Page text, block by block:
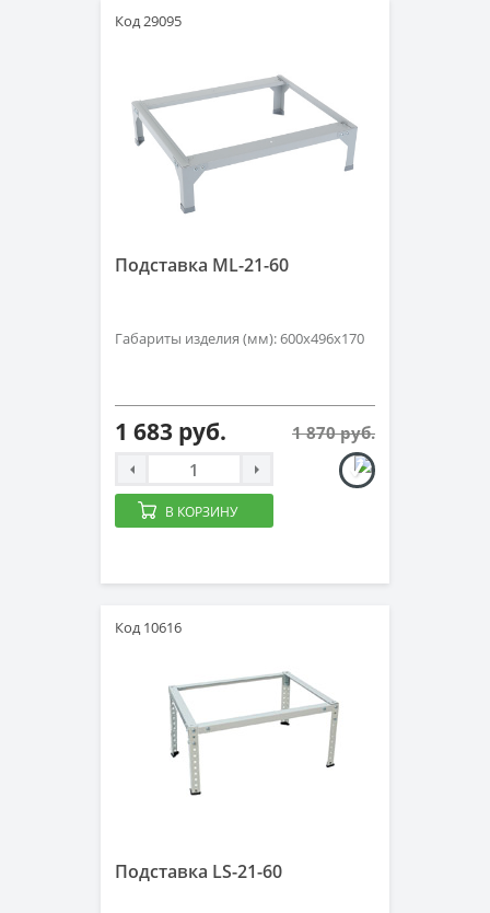
Код 29095
Подставка ML-21-60
Габариты изделия (мм): 600х496х170
1 683 руб. 1 870 руб.
В КОРЗИНУ
Код 10616
Подставка LS-21-60